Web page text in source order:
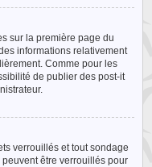
sur la première page du
informations relativement
Comme pour les
de publier des post-it
verrouillés et tout sondage
être verrouillés pour